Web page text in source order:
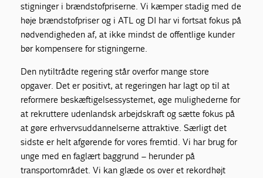
stigninger i brændstofpriserne. Vi kæmper stadig med de
høje brændstofpriser og i ATL og DI har vi fortsat fokus på
nødvendigheden af, at ikke mindst de offentlige kunder
bør kompensere for stigningerne.
Den nytiltrådte regering står overfor mange store
opgaver. Det er positivt, at regeringen har lagt op til at
reformere beskæftigelsessystemet, øge mulighederne for
at rekruttere udenlandsk arbejdskraft og sætte fokus på
at gøre erhvervsuddannelserne attraktive. Særligt det
sidste er helt afgørende for vores fremtid. Vi har brug for
unge med en faglært baggrund – herunder på
transportområdet. Vi kan glæde os over et rekordhøjt